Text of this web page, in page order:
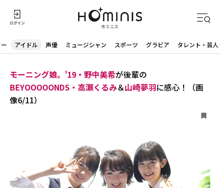
アイドル 声優 ミュージシャン スポーツ グラビア タレント・芸人
モーニング娘。'19・野中美希が後輩の
BEYOOOOONDS・高瀬くるみ＆山崎夢羽に感心！（画
像6/11）